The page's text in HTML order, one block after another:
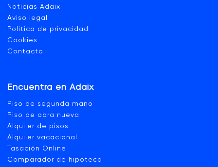
Noticias Adaix
Aviso legal
Política de privacidad
Cookies
Contacto
Encuentra en Adaix
Piso de segunda mano
Piso de obra nueva
Alquiler de pisos
Alquiler vacacional
Tasación Online
Comparador de hipoteca